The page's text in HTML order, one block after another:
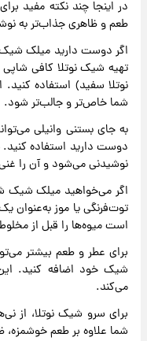
در اینجا چند نکته مفید
طعم و ظاهری جذاب‌تر به
اگر دوست دارید میلک
تهیه شیک نوتلا کافی شاپی
نوتلا سفید) استفاده
شما خاص‌تر و جالب‌تر شود.
به جای بستنی وانیلی
دوست دارید استفاده
نوشیدنی می‌شود و آن را
اگر می‌خواهید میلک شیک
توت‌فرنگی یا موز به‌عنوان
است میوه‌ها را قبل از
برای عطر و طعم بیشتر
شیک خود اضافه کنید.
می‌کند.
برای سرو شیک نوتلا، از
شما علاوه بر طعم خوشمزه،